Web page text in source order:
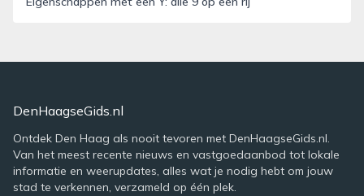
DenHaagseGids.nl
Ontdek Den Haag als nooit tevoren met DenHaagseGids.nl.
Van het meest recente nieuws en vastgoedaanbod tot lokale
informatie en weerupdates, alles wat je nodig hebt om jouw
stad te verkennen, verzameld op één plek.